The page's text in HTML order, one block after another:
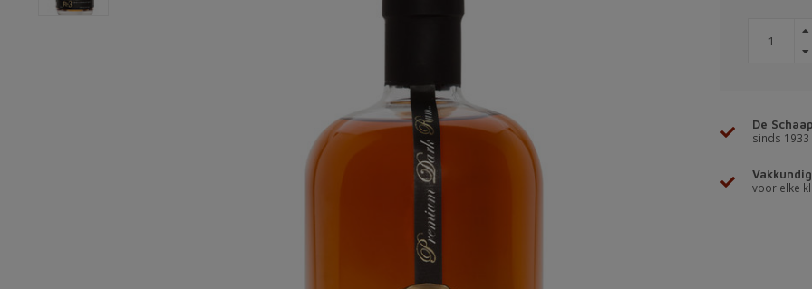
De
sinds 1933
voor elke